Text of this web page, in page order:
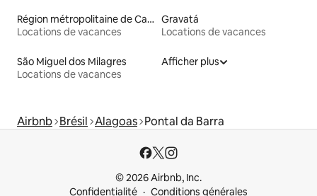
Région métropolitaine de Campina Grande
Locations de vacances
Gravatá
Locations de vacances
São Miguel dos Milagres
Locations de vacances
Afficher plus
Airbnb Brésil Alagoas Pontal da Barra
© 2026 Airbnb, Inc.
Confidentialité
Conditions générales